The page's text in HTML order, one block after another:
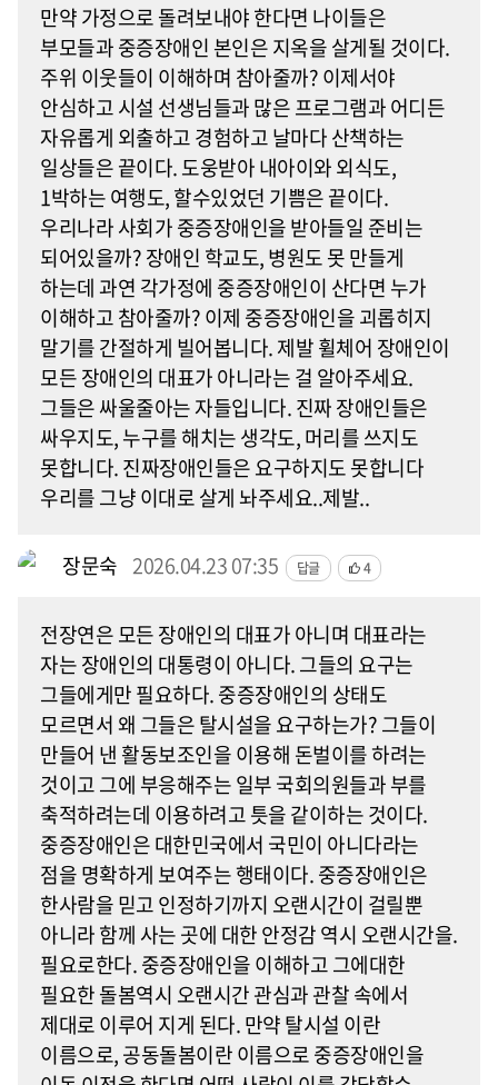
만약 가정으로 돌려보내야 한다면 나이들은
부모들과 중증장애인 본인은 지옥을 살게될 것이다.
주위 이웃들이 이해하며 참아줄까? 이제서야
안심하고 시설 선생님들과 많은 프로그램과 어디든
자유롭게 외출하고 경험하고 날마다 산책하는
일상들은 끝이다. 도웅받아 내아이와 외식도,
1박하는 여행도, 할수있었던 기쁨은 끝이다.
우리나라 사회가 중증장애인을 받아들일 준비는
되어있을까? 장애인 학교도, 병원도 못 만들게
하는데 과연 각가정에 중증장애인이 산다면 누가
이해하고 참아줄까? 이제 중증장애인을 괴롭히지
말기를 간절하게 빌어봅니다. 제발 휠체어 장애인이
모든 장애인의 대표가 아니라는 걸 알아주세요.
그들은 싸울줄아는 자들입니다. 진짜 장애인들은
싸우지도, 누구를 해치는 생각도, 머리를 쓰지도
못합니다. 진짜장애인들은 요구하지도 못합니다
우리를 그냥 이대로 살게 놔주세요..제발..
장문숙 2026.04.23 07:35 답글 4
전장연은 모든 장애인의 대표가 아니며 대표라는
자는 장애인의 대통령이 아니다. 그들의 요구는
그들에게만 필요하다. 중증장애인의 상태도
모르면서 왜 그들은 탈시설을 요구하는가? 그들이
만들어 낸 활동보조인을 이용해 돈벌이를 하려는
것이고 그에 부응해주는 일부 국회의원들과 부를
축적하려는데 이용하려고 틋을 같이하는 것이다.
중증장애인은 대한민국에서 국민이 아니다라는
점을 명확하게 보여주는 행태이다. 중증장애인은
한사람을 믿고 인정하기까지 오랜시간이 걸릴뿐
아니라 함께 사는 곳에 대한 안정감 역시 오랜시간을.
필요로한다. 중증장애인을 이해하고 그에대한
필요한 돌봄역시 오랜시간 관심과 관찰 속에서
제대로 이루어 지게 된다. 만약 탈시설 이란
이름으로, 공동돌봄이란 이름으로 중증장애인을